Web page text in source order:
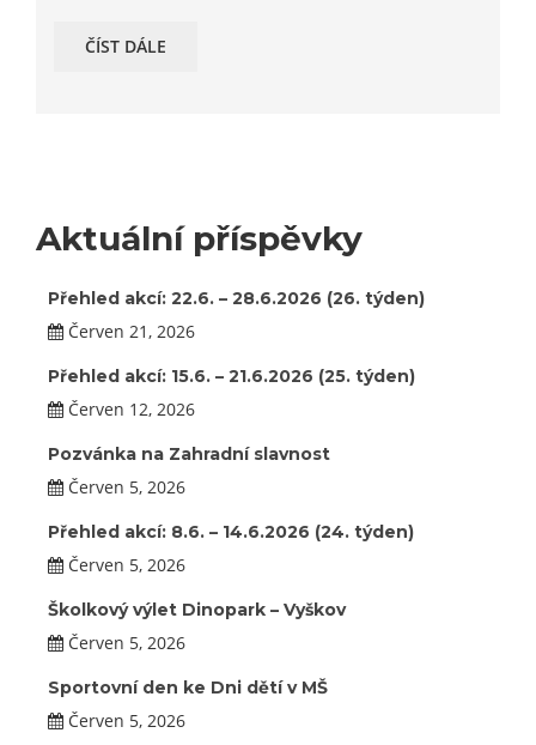
ČÍST DÁLE
Aktuální příspěvky
Přehled akcí: 22.6. – 28.6.2026 (26. týden)
Červen 21, 2026
Přehled akcí: 15.6. – 21.6.2026 (25. týden)
Červen 12, 2026
Pozvánka na Zahradní slavnost
Červen 5, 2026
Přehled akcí: 8.6. – 14.6.2026 (24. týden)
Červen 5, 2026
Školkový výlet Dinopark – Vyškov
Červen 5, 2026
Sportovní den ke Dni dětí v MŠ
Červen 5, 2026